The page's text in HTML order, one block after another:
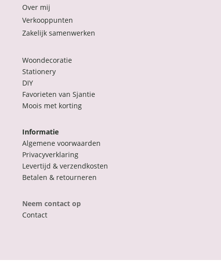
Over mij
Verkooppunten
Zakelijk samenwerken
Woondecoratie
Stationery
DIY
Favorieten van Sjantie
Moois met korting
Informatie
Algemene voorwaarden
Privacyverklaring
Levertijd & verzendkosten
Betalen & retourneren
Neem contact op
Contact